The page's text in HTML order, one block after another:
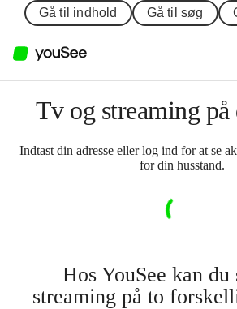
Gå til indhold Gå til søg
Tv og streaming på
Indtast din adresse eller log ind for at se
for din husstand.
Hos YouSee kan du
streaming på to